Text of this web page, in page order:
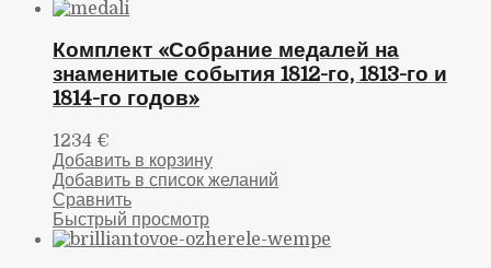
Комплект «Собрание медалей на
знаменитые события 1812-го, 1813-го и
1814-го годов»
1234 €
Добавить в корзину
Добавить в список желаний
Сравнить
Быстрый просмотр